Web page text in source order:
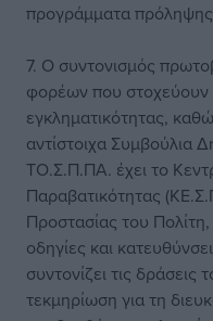
προγράμματα πρόληψης
7. Ο συντονισμός
φορέων που
εγκληματικότητας,
αντίστοιχα Συμβούλια
ΤΟ.Σ.Π.ΠΑ. έχει το
Παραβατικότητας
Προστασίας του
οδηγίες και
συντονίζει τις δράσεις
τεκμηρίωση για τη